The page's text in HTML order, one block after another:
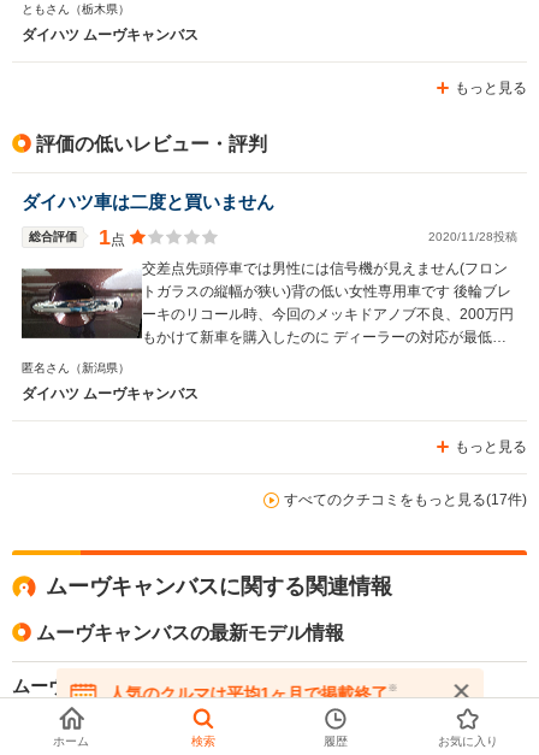
ともさん （栃木県）
ダイハツ ムーヴキャンバス
もっと見る
評価の低いレビュー・評判
ダイハツ車は二度と買いません
総合評価 1点 2020/11/28投稿
交差点先頭停車では男性には信号機が見えません(フロン
トガラスの縦幅が狭い)背の低い女性専用車です 後輪ブレ
ーキのリコール時、今回のメッキドアノブ不良、200万円
もかけて新車を購入したのに ディーラーの対応が最低で
匿名さん （新潟県）
ダイハツ ムーヴキャンバス
もっと見る
すべてのクチコミをもっと見る(17件)
ムーヴキャンバスに関する関連情報
ムーヴキャンバスの最新モデル情報
ムーヴキャンバスの価格改定を発表
人気のクルマは平均1ヶ月で掲載終了※
在庫が無くなる前にお問い合わせください
ホーム 検索 履歴 お気に入り